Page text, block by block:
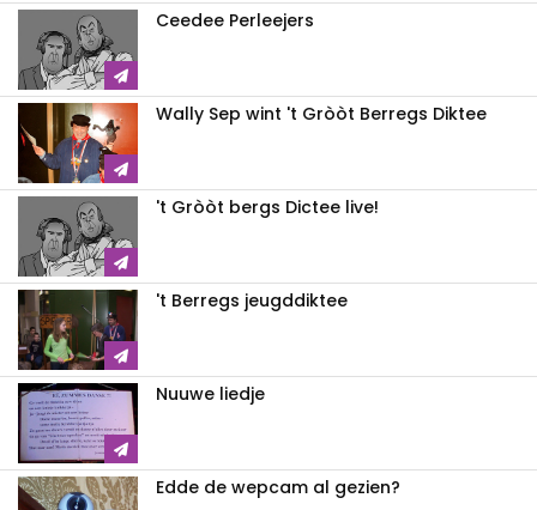
Ceedee Perleejers
Wally Sep wint 't Gròòt Berregs Diktee
't Gròòt bergs Dictee live!
't Berregs jeugddiktee
Nuuwe liedje
Edde de wepcam al gezien?